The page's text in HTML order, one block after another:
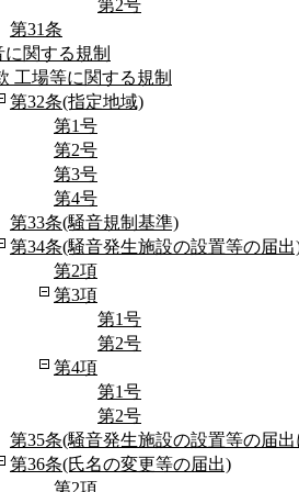
第2号
第31条
関する規制
工場等に関する規制
第32条(指定地域)
第1号
第2号
第3号
第4号
第33条(騒音規制基準)
第34条(騒音発生施設の設置等の届出
第2項
第3項
第1号
第2号
第4項
第1号
第2号
第35条(騒音発生施設の設置等の届
第36条(氏名の変更等の届出)
第2項